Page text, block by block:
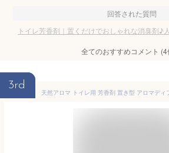
回答された質問
トイレ芳香剤｜置くだけでおしゃれな消臭剤♪
全てのおすすめコメント (4
3rd